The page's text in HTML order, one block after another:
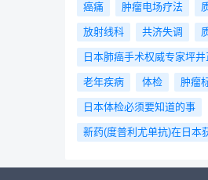
癌痛 肿瘤电场疗法
放射线科 共济失调
日本肺癌手术权威专家坪
老年疾病 体检 肿瘤
日本体检必须要知道的事
新药(度普利尤单抗)在日本